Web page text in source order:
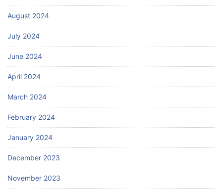
August 2024
July 2024
June 2024
April 2024
March 2024
February 2024
January 2024
December 2023
November 2023